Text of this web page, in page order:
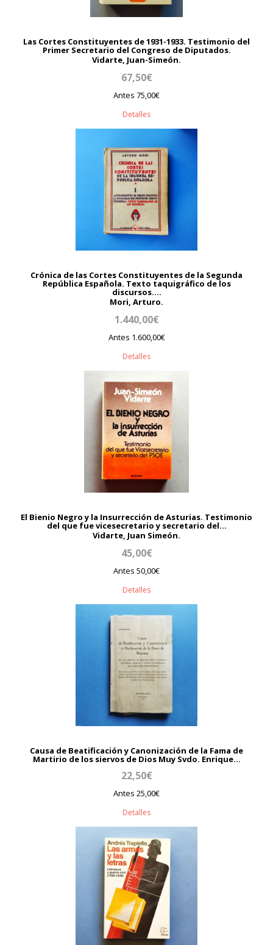
Las Cortes Constituyentes de 1931-1933. Testimonio del
Primer Secretario del Congreso de Diputados.
Vidarte, Juan-Simeón.
67,50€
Antes 75,00€
Detalles
Crónica de las Cortes Constituyentes de la Segunda
República Española. Texto taquigráfico de los
discursos....
Mori, Arturo.
1.440,00€
Antes 1.600,00€
Detalles
El Bienio Negro y la Insurrección de Asturias. Testimonio
del que fue vicesecretario y secretario del...
Vidarte, Juan Simeón.
45,00€
Antes 50,00€
Detalles
Causa de Beatificación y Canonización de la Fama de
Martirio de los siervos de Dios Muy Svdo. Enrique...
22,50€
Antes 25,00€
Detalles